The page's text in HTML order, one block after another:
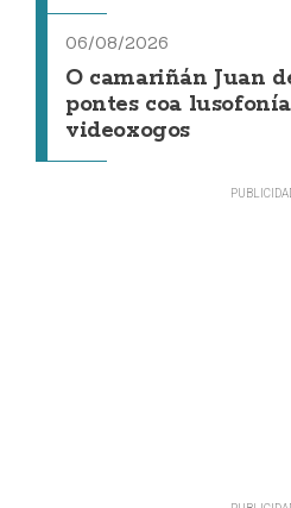
06/08/2026
O camariñán Juan
pontes coa
videoxogos